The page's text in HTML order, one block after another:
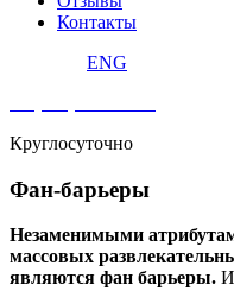
Контакты
ENG
Круглосуточно
Фан-барьеры
Незаменимыми
массовых
являются фан барьеры.